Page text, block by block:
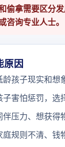
偷拿需要区分
咨询专业人士。
原因
龄孩子现实和想
子害怕惩罚，选
伴压力、想获得
庭规则不清、钱